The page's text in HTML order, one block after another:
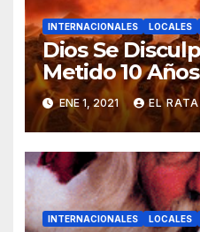
INTERNACIONALES LOCALES
Dios Se
Metido 10
En El 2020
ENE 1, 2021 EL RATA
INTERNACIONALES LOCALES